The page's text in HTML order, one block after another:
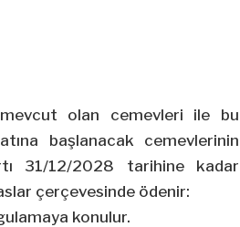
olan cemevleri ile bu
başlanacak cemevlerinin
31/12/2028 tarihine kadar
çerçevesinde ödenir:
konulur.